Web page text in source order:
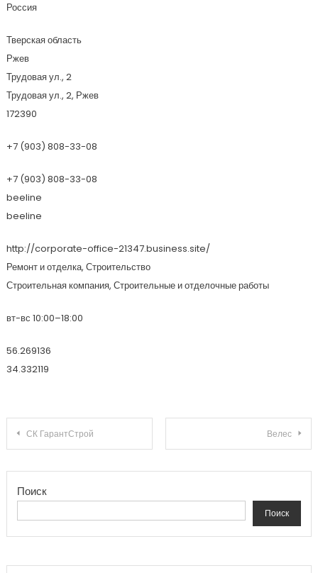
Россия
Тверская область
Ржев
Трудовая ул., 2
Трудовая ул., 2, Ржев
172390
+7 (903) 808-33-08
+7 (903) 808-33-08
beeline
beeline
http://corporate-office-21347.business.site/
Ремонт и отделка, Строительство
Строительная компания, Строительные и отделочные работы
вт-вс 10:00–18:00
56.269136
34.332119
Навигация по записям
СК ГарантСтрой Велес
Поиск
Поиск